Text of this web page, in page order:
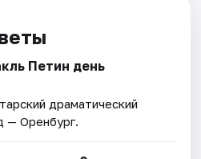
Петин день
драматический
— Оренбург.